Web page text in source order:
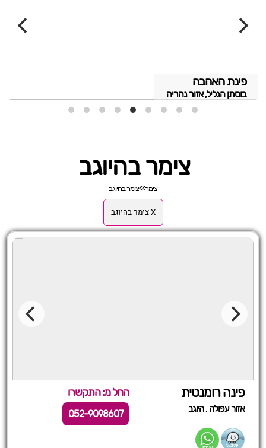
פינת האהבה
בוסתן הגליל, אזור נהריה
צימר בהיוגב
צימר>>צימר בהיוגב
X צימר בהיוגב
פינה רומנטית החל מ: התקשרו
אזור עפולה ,היוגב 052-9098607